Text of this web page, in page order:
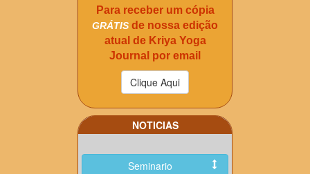
Para receber um cópia
GRÁTIS de nossa edição
atual de Kriya Yoga
Journal por email
NOTICIAS
Seminario